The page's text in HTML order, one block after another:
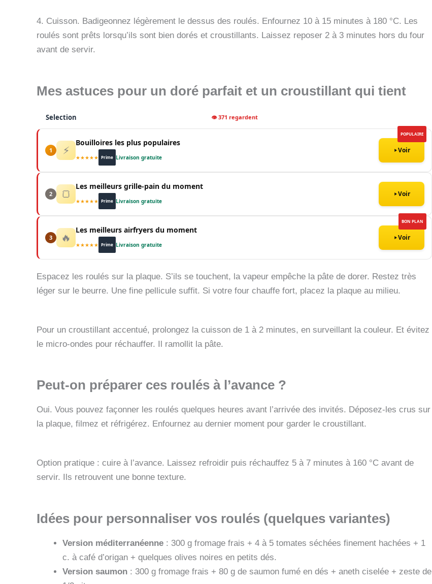
4. Cuisson. Badigeonnez légèrement le dessus des roulés. Enfournez 10 à 15 minutes à 180 °C. Les
roulés sont prêts lorsqu’ils sont bien dorés et croustillants. Laissez reposer 2 à 3 minutes hors du four
avant de servir.
Mes astuces pour un doré parfait et un croustillant qui tient
Selection 👁 371 regardent
POPULAIRE
1 ⚡
Bouilloires les plus populaires
★★★★★ Prime Livraison gratuite
Voir
2 🍞
Les meilleurs grille-pain du moment
★★★★★ Prime Livraison gratuite
Voir
BON PLAN
3 🔥
Les meilleurs airfryers du moment
★★★★★ Prime Livraison gratuite
Voir
Espacez les roulés sur la plaque. S’ils se touchent, la vapeur empêche la pâte de dorer. Restez très
léger sur le beurre. Une fine pellicule suffit. Si votre four chauffe fort, placez la plaque au milieu.
Pour un croustillant accentué, prolongez la cuisson de 1 à 2 minutes, en surveillant la couleur. Et évitez
le micro-ondes pour réchauffer. Il ramollit la pâte.
Peut-on préparer ces roulés à l’avance ?
Oui. Vous pouvez façonner les roulés quelques heures avant l’arrivée des invités. Déposez-les crus sur
la plaque, filmez et réfrigérez. Enfournez au dernier moment pour garder le croustillant.
Option pratique : cuire à l’avance. Laissez refroidir puis réchauffez 5 à 7 minutes à 160 °C avant de
servir. Ils retrouvent une bonne texture.
Idées pour personnaliser vos roulés (quelques variantes)
Version méditerranéenne : 300 g fromage frais + 4 à 5 tomates séchées finement hachées + 1
c. à café d’origan + quelques olives noires en petits dés.
Version saumon : 300 g fromage frais + 80 g de saumon fumé en dés + aneth ciselée + zeste de